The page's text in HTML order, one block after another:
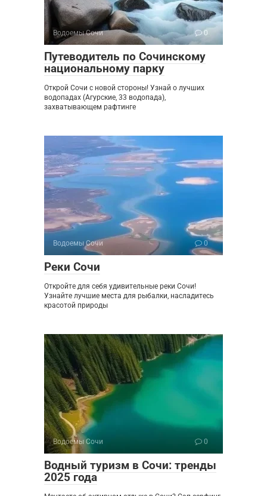
Водоемы Сочи 0
Путеводитель по Сочинскому
национальному парку
Открой Сочи с новой стороны! Узнай о лучших
водопадах (Агурские, 33 водопада),
захватывающем рафтинге
Водоемы Сочи 0
Реки Сочи
Откройте для себя удивительные реки Сочи!
Узнайте лучшие места для рыбалки, насладитесь
красотой природы
Водоемы Сочи 0
Водный туризм в Сочи: тренды
2025 года